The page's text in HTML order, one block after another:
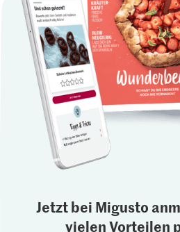
Jetzt bei Migusto
vielen Vorteilen